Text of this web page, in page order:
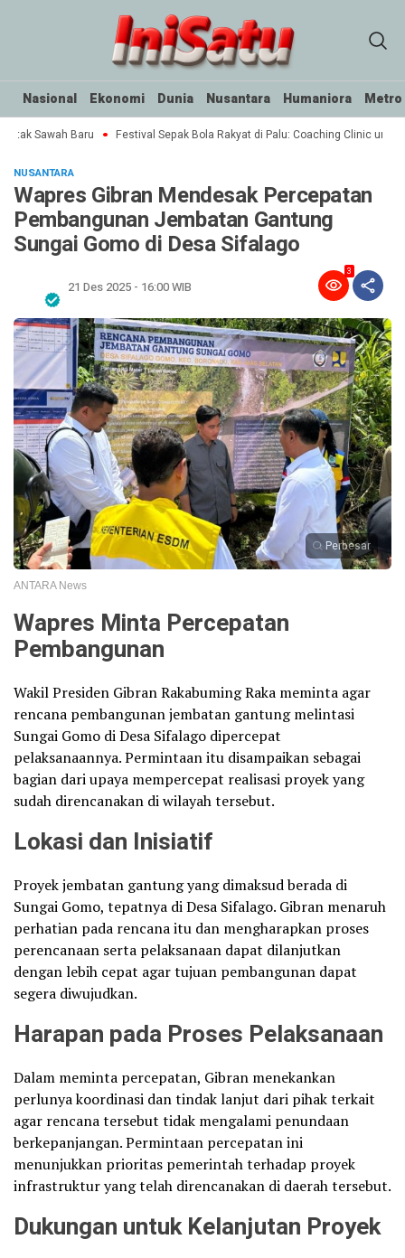
Nasional Ekonomi Dunia Nusantara Humaniora Metro
Sawah Baru Festival Sepak Bola Rakyat di Palu: Coaching Clinic untuk
NUSANTARA
Wapres Gibran Mendesak Percepatan
Pembangunan Jembatan Gantung
Sungai Gomo di Desa Sifalago
21 Des 2025 - 16:00 WIB
3
Perbesar
ANTARA News
Wapres Minta Percepatan
Pembangunan
Wakil Presiden Gibran Rakabuming Raka meminta agar
rencana pembangunan jembatan gantung melintasi
Sungai Gomo di Desa Sifalago dipercepat
pelaksanaannya. Permintaan itu disampaikan sebagai
bagian dari upaya mempercepat realisasi proyek yang
sudah direncanakan di wilayah tersebut.
Lokasi dan Inisiatif
Proyek jembatan gantung yang dimaksud berada di
Sungai Gomo, tepatnya di Desa Sifalago. Gibran menaruh
perhatian pada rencana itu dan mengharapkan proses
perencanaan serta pelaksanaan dapat dilanjutkan
dengan lebih cepat agar tujuan pembangunan dapat
segera diwujudkan.
Harapan pada Proses Pelaksanaan
Dalam meminta percepatan, Gibran menekankan
perlunya koordinasi dan tindak lanjut dari pihak terkait
agar rencana tersebut tidak mengalami penundaan
berkepanjangan. Permintaan percepatan ini
menunjukkan prioritas pemerintah terhadap proyek
infrastruktur yang telah direncanakan di daerah tersebut.
Dukungan untuk Kelanjutan Proyek